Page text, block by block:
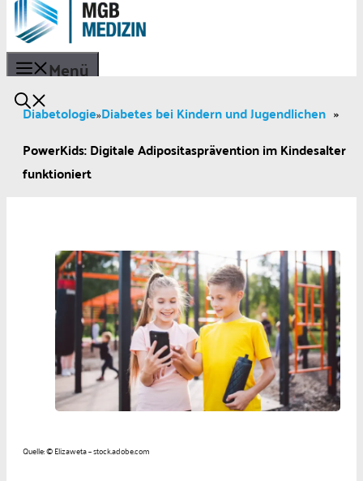
Menü
Diabetologie»Diabetes bei Kindern und Jugendlichen »
PowerKids: Digitale Adipositasprävention im Kindesalter
funktioniert
Quelle: © Elizaweta – stock.adobe.com